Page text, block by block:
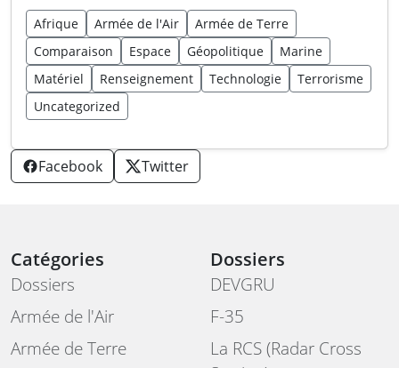
Afrique Armée de l'Air
Armée de Terre
Comparaison
Espace Géopolitique
Marine
Matériel
Renseignement Technologie
Terrorisme
Uncategorized
Facebook Twitter
Catégories
Dossiers
Armée de l'Air
Armée de Terre
Dossiers
DEVGRU
F-35
La RCS (Radar Cross